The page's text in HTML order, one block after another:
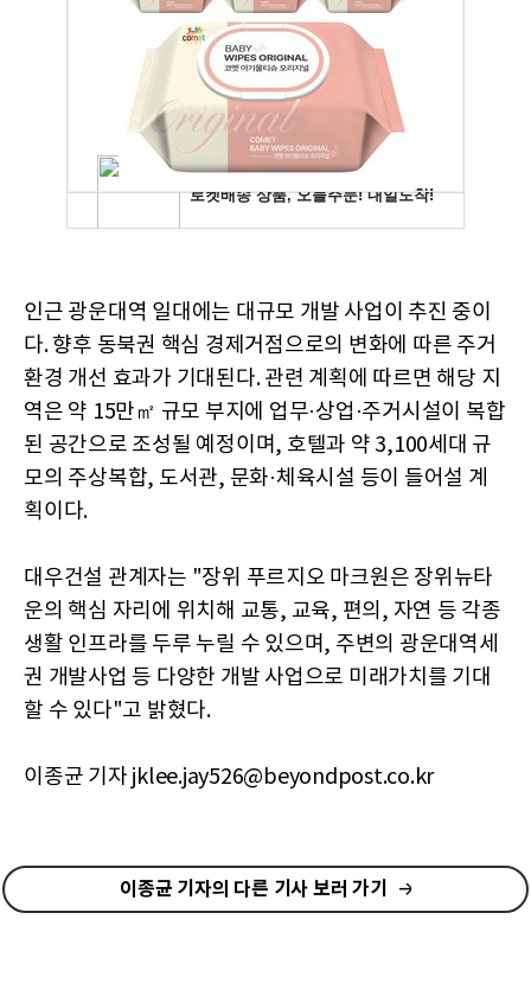
인근 광운대역 일대에는 대규모 개발 사업이 추진 중이
다. 향후 동북권 핵심 경제거점으로의 변화에 따른 주거
환경 개선 효과가 기대된다. 관련 계획에 따르면 해당 지
역은 약 15만㎡ 규모 부지에 업무·상업·주거시설이 복합
된 공간으로 조성될 예정이며, 호텔과 약 3,100세대 규
모의 주상복합, 도서관, 문화·체육시설 등이 들어설 계
획이다.
대우건설 관계자는 "장위 푸르지오 마크원은 장위뉴타
운의 핵심 자리에 위치해 교통, 교육, 편의, 자연 등 각종
생활 인프라를 두루 누릴 수 있으며, 주변의 광운대역세
권 개발사업 등 다양한 개발 사업으로 미래가치를 기대
할 수 있다"고 밝혔다.
이종균 기자 jklee.jay526@beyondpost.co.kr
이종균 기자의 다른 기사 보러 가기